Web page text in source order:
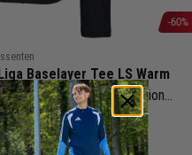
Baselayer Tee LS Warm
Herren Damen | Langarmshirt Fussball mit Stehkragen | Funktionsunterwäsche
Weiß
-60%